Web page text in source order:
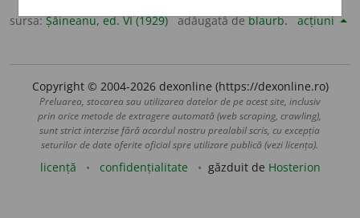
sursa:Șăineanu, ed. VI (1929) adăugată deblaurb. acțiuni
Copyright © 2004-2026 dexonline (https://dexonline.ro)
Preluarea, stocarea sau utilizarea datelor de pe acest site, inclusiv
prin orice metode de extragere automată (web scraping, crawling),
sunt strict interzise fără acordul nostru prealabil scris, cu excepția
seturilor de date oferite oficial spre utilizare publică (vezi licența).
licență confidențialitate găzduit de Hosterion